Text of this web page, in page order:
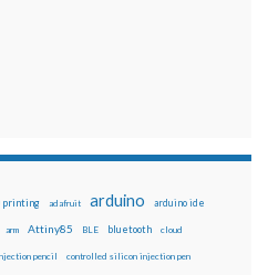
printing adafruit arduino arduino ide
arm Attiny85 BLE bluetooth cloud
pencil controlled silicon injection pen